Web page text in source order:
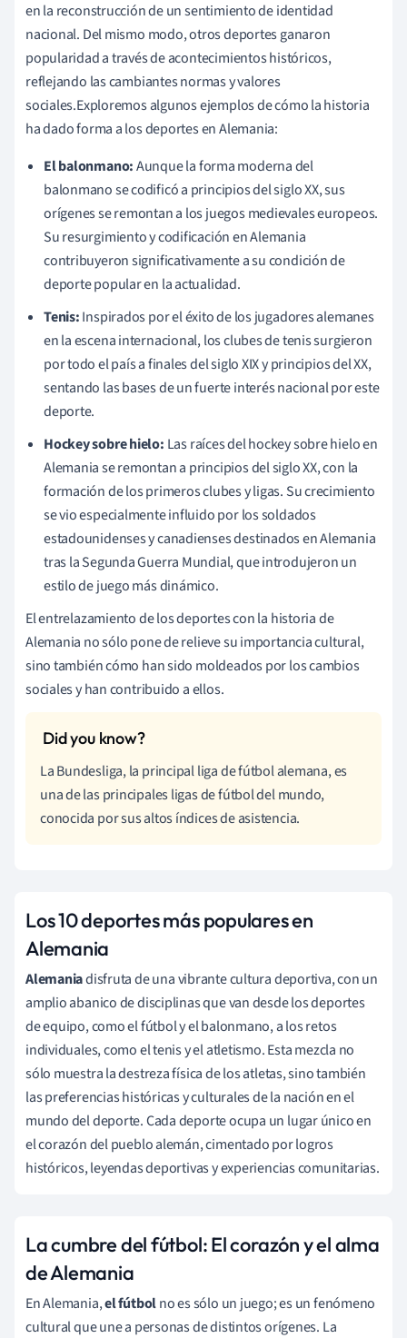
en la reconstrucción de un sentimiento de identidad
nacional. Del mismo modo, otros deportes ganaron
popularidad a través de acontecimientos históricos,
reflejando las cambiantes normas y valores
sociales.Exploremos algunos ejemplos de cómo la historia
ha dado forma a los deportes en Alemania:
El balonmano:Aunque la forma moderna del
balonmano se codificó a principios del siglo XX, sus
orígenes se remontan a los juegos medievales europeos.
Su resurgimiento y codificación en Alemania
contribuyeron significativamente a su condición de
deporte popular en la actualidad.
Tenis:Inspirados por el éxito de los jugadores alemanes
en la escena internacional, los clubes de tenis surgieron
por todo el país a finales del siglo XIX y principios del XX,
sentando las bases de un fuerte interés nacional por este
deporte.
Hockey sobre hielo: Las raíces del hockey sobre hielo en
Alemania se remontan a principios del siglo XX, con la
formación de los primeros clubes y ligas. Su crecimiento
se vio especialmente influido por los soldados
estadounidenses y canadienses destinados en Alemania
tras la Segunda Guerra Mundial, que introdujeron un
estilo de juego más dinámico.
El entrelazamiento de los deportes con la historia de
Alemania no sólo pone de relieve su importancia cultural,
sino también cómo han sido moldeados por los cambios
sociales y han contribuido a ellos.
La Bundesliga, la principal liga de fútbol alemana, es
una de las principales ligas de fútbol del mundo,
conocida por sus altos índices de asistencia.
Los 10 deportes más populares en
Alemania
Alemaniadisfruta de una vibrante cultura deportiva, con un
amplio abanico de disciplinas que van desde los deportes
de equipo, como el fútbol y el balonmano, a los retos
individuales, como el tenis y el atletismo. Esta mezcla no
sólo muestra la destreza física de los atletas, sino también
las preferencias históricas y culturales de la nación en el
mundo del deporte. Cada deporte ocupa un lugar único en
el corazón del pueblo alemán, cimentado por logros
históricos, leyendas deportivas y experiencias comunitarias.
La cumbre del fútbol: El corazón y el alma
de Alemania
En Alemania,el fútbolno es sólo un juego; es un fenómeno
cultural que une a personas de distintos orígenes. La